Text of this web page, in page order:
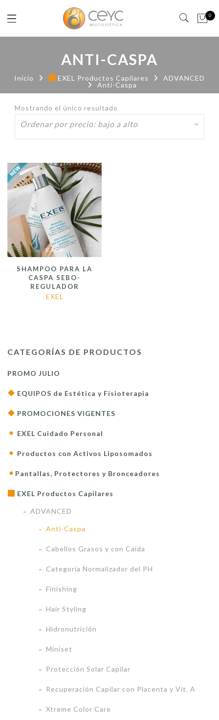
0
ANTI-CASPA
Inicio EXEL Productos Capilares
ADVANCED
Anti-Caspa
Mostrando el único resultado
SHAMPOO PARA LA
CASPA SEBO-
REGULADOR
EXEL
CATEGORÍAS DE PRODUCTOS
PROMO JULIO
EQUIPOS de Estética y Fisioterapia
PROMOCIONES VIGENTES
EXEL Cuidado Personal
Productos con Activos Liposomados
Pantallas, Protectores y Bronceadores
EXEL Productos Capilares
ADVANCED
Anti-Caspa
Cabellos Grasos y con Caída
Categoría Normalizador del PH
Finishing
Hair Styling
Hidronutrición
Miniset
Protección Solar Capilar
Recuperación Capilar con Placenta y Vit. A
Xtreme Color Care